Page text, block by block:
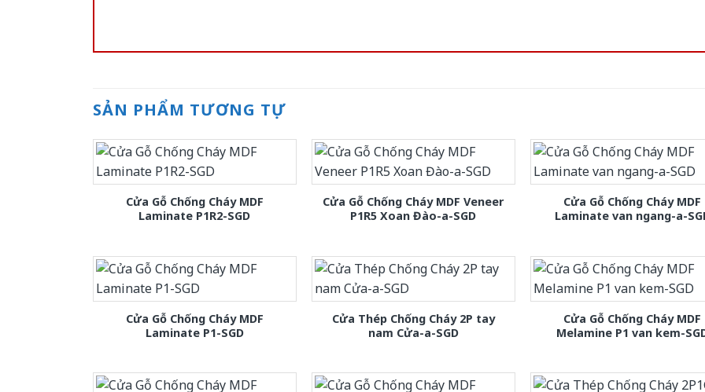
SẢN PHẨM TƯƠNG TỰ
Cửa Gỗ Chống Cháy MDF
Laminate P1R2-SGD
Cửa Gỗ Chống Cháy MDF Veneer
P1R5 Xoan Đào-a-SGD
Cửa Gỗ Chống Cháy MDF
Laminate van ngang-a-
Cửa Gỗ Chống Cháy MDF
Laminate P1-SGD
Cửa Thép Chống Cháy 2P tay
nam Cửa-a-SGD
Cửa Gỗ Chống Cháy MDF
Melamine P1 van kem-